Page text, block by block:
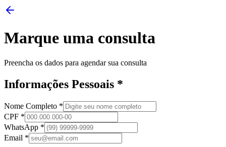
Marque uma consulta
Preencha os dados para agendar sua consulta
Informações Pessoais *
Nome Completo *
CPF *
WhatsApp *
Email *